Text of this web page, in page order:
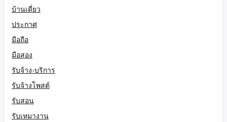
บ้านเดี่ยว
ประกาศ
มือถือ
มือสอง
รับจ้าง-บริการ
รับจ้างโพสต์
รับสอน
รับเหมางาน